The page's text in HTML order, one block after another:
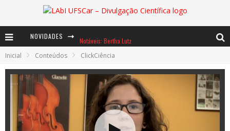
NOVIDADES
Ents: a voz das florestas
Inicial Conteúdos ClickCiência